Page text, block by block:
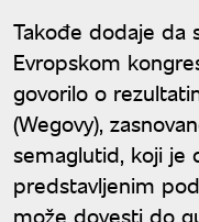
Takođe dodaje da
Evropskom
govorilo o
(Wegovy),
semaglutid, koji je
predstavljenim
može dovesti do